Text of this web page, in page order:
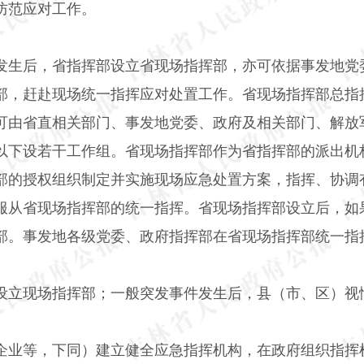
应对工作。
生后，省指挥部设立省现场指挥部，亦可依据事发地
赶赴现场统一指挥应对处置工作。省现场指挥部总
省直相关部门、事发地党委、政府及相关部门、解
设若干工作组。省现场指挥部作为省指挥部的派出
授权组织制定并实施现场应急处置方案，指挥、协
省现场指挥部的统一指挥。省现场指挥部设立后，
事发地各级党委、政府指挥部在省现场指挥部统一
立现场指挥部；一般突发事件发生后，县（市、区）
业等，下同）建立健全应急指挥机构，在政府组织指